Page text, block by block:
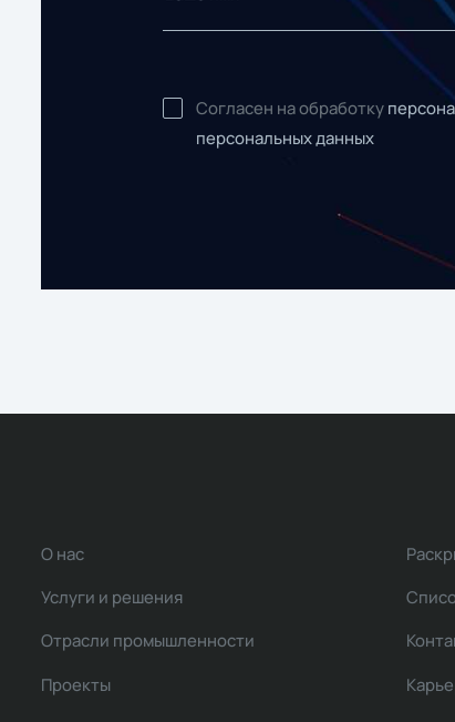
Согласен на обработку
персональных данных
О нас
Услуги и решения
Отрасли промышленности
Проекты